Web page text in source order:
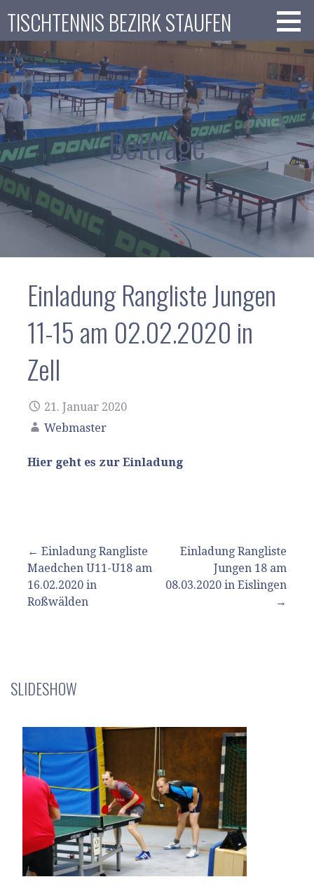
Inhalt
springen
TISCHTENNIS BEZIRK STAUFEN
Beiträge
Einladung Rangliste Jungen
11-15 am 02.02.2020 in
Zell
21. Januar 2020
Webmaster
Hier geht es zur Einladung
Beitragsnavigation
← Einladung Rangliste
Maedchen U11-U18 am
16.02.2020 in
Roßwälden
Einladung Rangliste
Jungen 18 am
08.03.2020 in Eislingen
→
SLIDESHOW